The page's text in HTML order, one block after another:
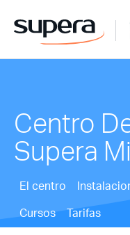
Centro
Supera
El centro
Cursos
Tarifas